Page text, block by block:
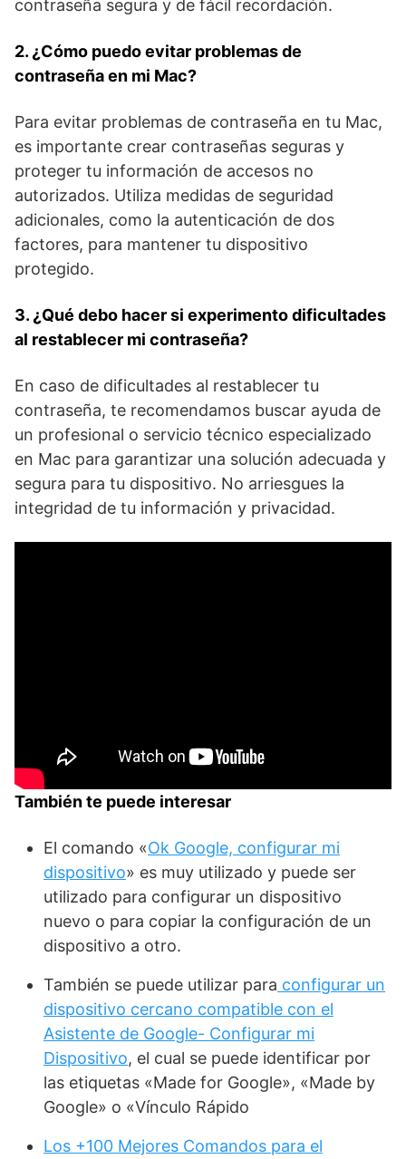
contraseña segura​ y de fácil recordación.
2. ‌¿Cómo puedo evitar problemas de‍
contraseña en mi⁢ Mac?
Para evitar problemas ‍de contraseña en tu ​Mac,
es importante crear contraseñas seguras y
proteger tu⁢ información​ de accesos no
autorizados. Utiliza medidas de seguridad ​
adicionales, como la autenticación de dos
factores, para mantener tu ⁣dispositivo
protegido.
3. ¿Qué debo hacer si experimento⁣ dificultades
al restablecer mi contraseña?
En caso de ⁢dificultades al restablecer tu
contraseña,⁤ te recomendamos buscar ayuda de
un profesional o ​servicio técnico especializado
en Mac para garantizar una solución adecuada y
segura para ‍tu dispositivo. No⁢ arriesgues la
⁤integridad de ‍tu información ⁤y privacidad.
También te puede interesar
El comando «Ok Google, configurar mi
dispositivo» es muy utilizado y puede ser
utilizado para configurar un dispositivo
nuevo o para copiar la configuración de un
dispositivo a otro.
También se puede utilizar para configurar un
dispositivo cercano compatible con el
Asistente de Google- Configurar mi
Dispositivo, el cual se puede identificar por
las etiquetas «Made for Google», «Made by
Google» o «Vínculo Rápido
Los +100 Mejores Comandos para el